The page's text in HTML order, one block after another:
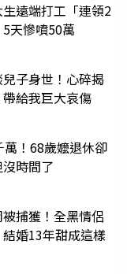
遠端打工「連領2
天慘噴50萬
子身世！心碎揭
給我巨大哀傷
！68歲嬤退休卻
時間了
捕獲！全黑情侶
婚13年甜成這樣